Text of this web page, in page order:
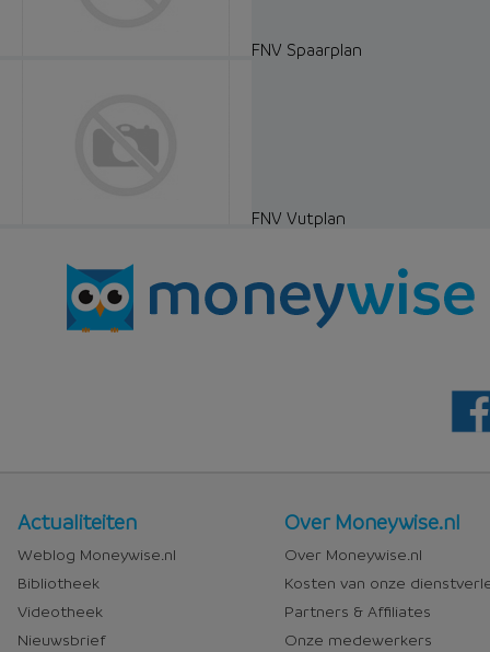
FNV Spaarplan
FNV Vutplan
Nieuws
en
media
Actualiteiten
Weblog Moneywise.nl
Bibliotheek
Videotheek
Nieuwsbrief
Over
Moneywise
Over Moneywise.nl
Over Moneywise.nl
Kosten van onze
Partners & Affiliates
Onze medewerkers